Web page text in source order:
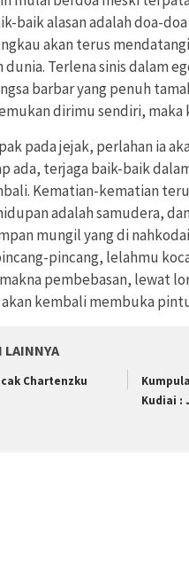
baik alasan adalah doa-
akan terus
dunia. Terlena sinis dalam
barbar yang penuh
dirimu sendiri,
pada jejak, perlahan ia
ada, terjaga baik-baik
Kematian-kematian
adalah samudera,
mungil yang di
pincang, lelahmu
pembebasan, lewat
kembali membuka
LAINNYA
Chartenzku
Kudiai :